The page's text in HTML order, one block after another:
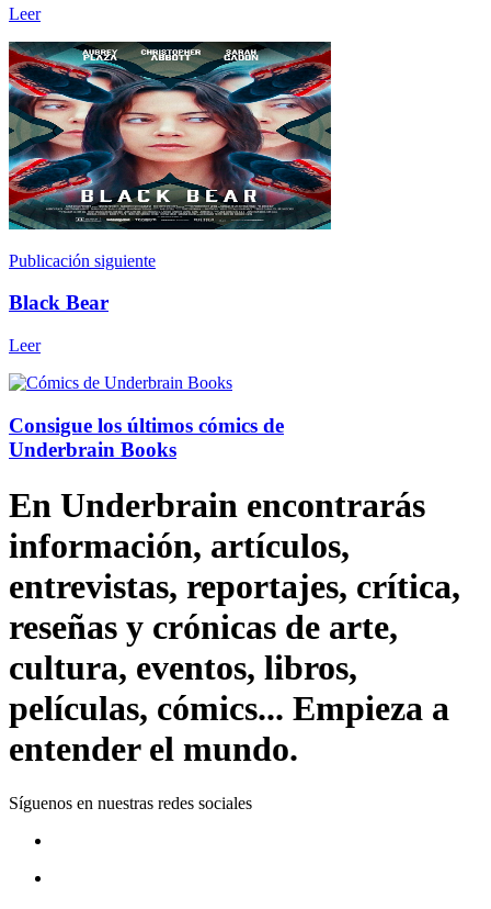
Leer
Publicación siguiente
Black Bear
Leer
Consigue los últimos cómics de
Underbrain Books
En Underbrain encontrarás
información, artículos,
entrevistas, reportajes, crítica,
reseñas y crónicas de arte,
cultura, eventos, libros,
películas, cómics... Empieza a
entender el mundo.
Síguenos en nuestras redes sociales